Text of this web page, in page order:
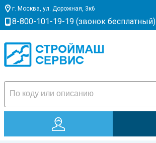
г. Москва, ул. Дорожная, 3к6
8-800-101-19-19 (звонок бесплатный)